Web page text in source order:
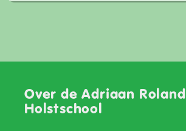
Over de Adriaan Roland
Holstschool